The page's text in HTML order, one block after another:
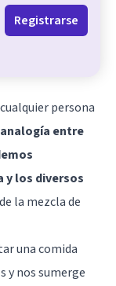
Registrarse
persona
entre
y los diversos
la mezcla de
una comida
y nos sumerge